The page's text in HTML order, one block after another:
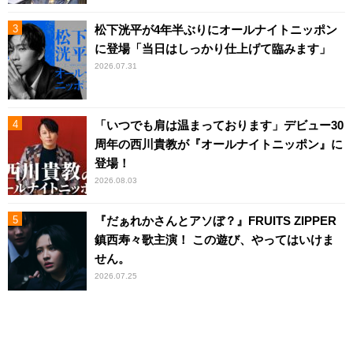
松下洸平が4年半ぶりにオールナイトニッポン
に登場「当日はしっかり仕上げて臨みます」
2026.07.31
「いつでも肩は温まっております」デビュー30
周年の西川貴教が『オールナイトニッポン』に
登場！
2026.08.03
『だぁれかさんとアソぼ？』FRUITS ZIPPER
鎮西寿々歌主演！ この遊び、やってはいけま
せん。
2026.07.25